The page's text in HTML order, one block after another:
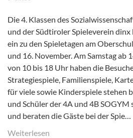
Die 4. Klassen des
und der Südtiroler Spieleverein
ein zu den Spieletagen am
und 16. November. Am Samstag ab
von 10 bis 18 Uhr haben die
Strategiespiele, Familienspiele,
für viele sowie Kinderspiele stehen
und Schüler der 4A und 4B
und beraten die Gäste bei der Spie…
Weiterlesen